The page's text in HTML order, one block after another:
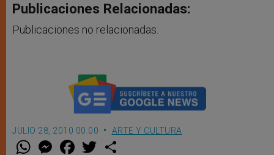
Publicaciones Relacionadas:
Publicaciones no relacionadas.
JULIO 28, 2010 00:00 ARTE Y CULTURA
W M
e
F
a w